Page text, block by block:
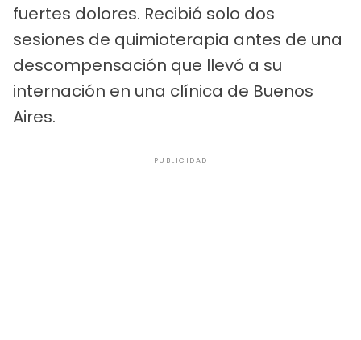
fuertes dolores. Recibió solo dos
sesiones de quimioterapia antes de una
descompensación que llevó a su
internación en una clínica de Buenos
Aires.
PUBLICIDAD